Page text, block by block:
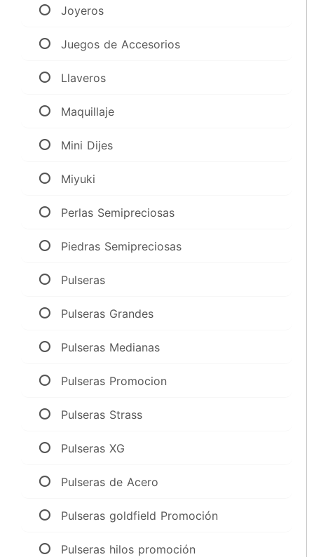
Joyeros
Juegos de Accesorios
Llaveros
Maquillaje
Mini Dijes
Miyuki
Perlas Semipreciosas
Piedras Semipreciosas
Pulseras
Pulseras Grandes
Pulseras Medianas
Pulseras Promocion
Pulseras Strass
Pulseras XG
Pulseras de Acero
Pulseras goldfield Promoción
Pulseras hilos promoción